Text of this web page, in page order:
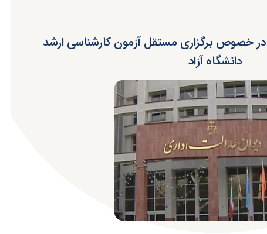
در خصوص برگزاری مستقل آزمون کارشناسی ارشد
دانشگاه آزاد